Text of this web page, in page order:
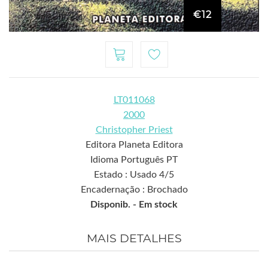
€12
LT011068
2000
Christopher Priest
Editora Planeta Editora
Idioma Português PT
Estado : Usado 4/5
Encadernação : Brochado
Disponib. - Em stock
MAIS DETALHES